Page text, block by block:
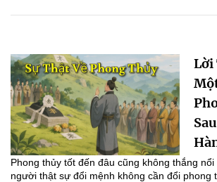
Lời
Phong thủy tốt đến đâu cũng không thắng nổi
người thật sự đổi mệnh không cần đổi phong